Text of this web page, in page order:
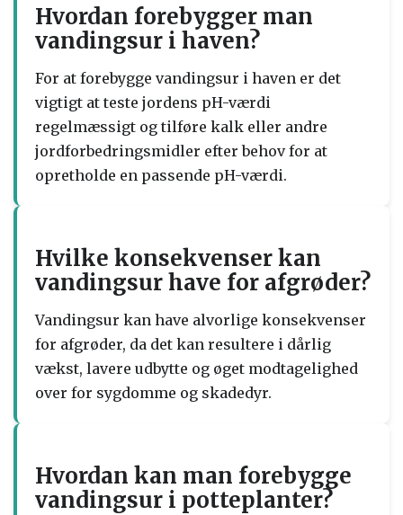
Hvordan forebygger man
vandingsur i haven?
For at forebygge vandingsur i haven er det
vigtigt at teste jordens pH-værdi
regelmæssigt og tilføre kalk eller andre
jordforbedringsmidler efter behov for at
opretholde en passende pH-værdi.
Hvilke konsekvenser kan
vandingsur have for afgrøder?
Vandingsur kan have alvorlige konsekvenser
for afgrøder, da det kan resultere i dårlig
vækst, lavere udbytte og øget modtagelighed
over for sygdomme og skadedyr.
Hvordan kan man forebygge
vandingsur i potteplanter?